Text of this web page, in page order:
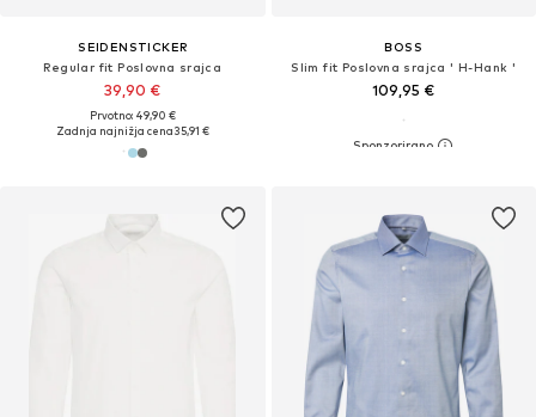
SEIDENSTICKER
Regular fit Poslovna srajca
39,90 €
Prvotno: 49,90 €
Zadnja najnižja cena35,91 €
BOSS
Slim fit Poslovna srajca ' H-Hank '
109,95 €